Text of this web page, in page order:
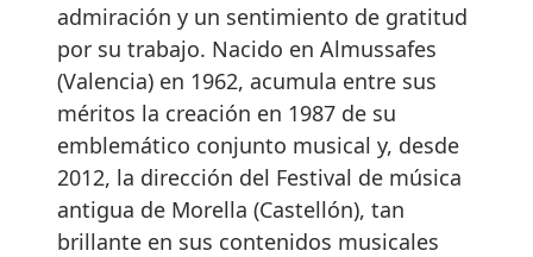
admiración y un sentimiento de gratitud
por su trabajo. Nacido en Almussafes
(Valencia) en 1962, acumula entre sus
méritos la creación en 1987 de su
emblemático conjunto musical y, desde
2012, la dirección del Festival de música
antigua de Morella (Castellón), tan
brillante en sus contenidos musicales